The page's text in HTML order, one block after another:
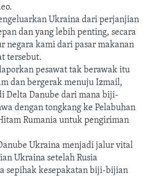
Ukraina dari perjanjian
dan yang lebih penting, secara
negara kami dari pasar makanan
tersebut.
pesawat tak berawak itu
dan bergerak menuju Izmail,
Delta Danube dari mana biji-
dengan tongkang ke Pelabuhan
Rumania untuk pengiriman
Ukraina menjadi jalur vital
Ukraina setelah Rusia
sepihak kesepakatan biji-bijian